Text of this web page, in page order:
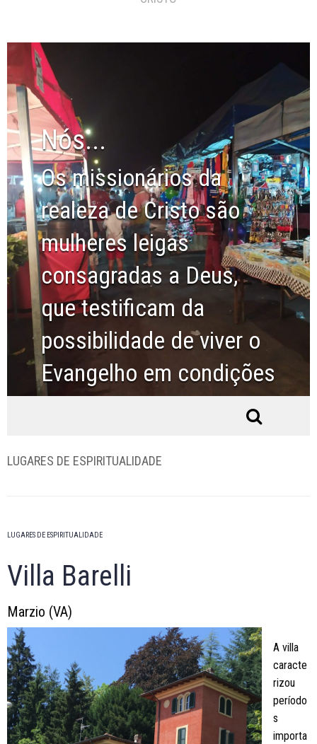
Nós...
Os missionários da
realeza de Cristo são
mulheres leigas
consagradas a Deus,
que testificam da
possibilidade de viver o
Evangelho em condições
de vida ordinárias.
LUGARES DE ESPIRITUALIDADE
LUGARES DE ESPIRITUALIDADE
Villa Barelli
Marzio (VA)
A villa
caracte
rizou
período
s
importa